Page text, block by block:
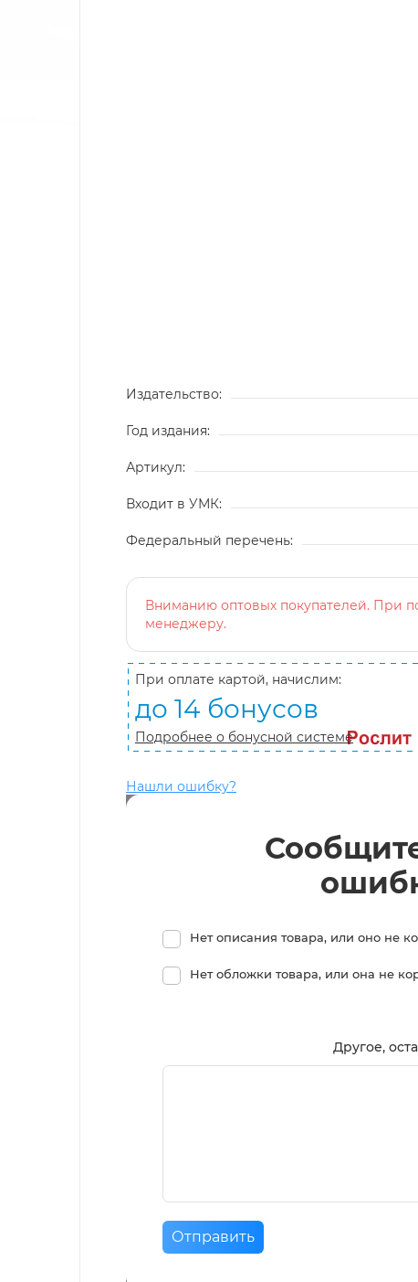
Издательство:
Год издания:
Артикул:
Входит в УМК:
Федеральный перечень:
Вниманию оптовых покупателей. При
менеджеру.
При оплате картой, начислим:
до 14 бонусов
Подробнее о бонусной системе
Нашли ошибку?
Нет описания товара, или оно не
Нет обложки товара, или она не
Другое,
Отправить